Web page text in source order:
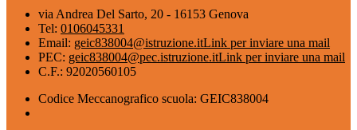
via Andrea Del Sarto, 20 - 16153 Genova
Tel: 0106045331
Email: geic838004@istruzione.itLink per inviare una mail
PEC: geic838004@pec.istruzione.itLink per inviare una mail
C.F.: 92020560105
Codice Meccanografico scuola: GEIC838004